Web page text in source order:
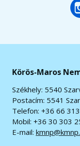
Körös-Maros
Székhely: 5540
Postacím: 5541
Telefon: +36 66
Mobil: +36 30 303
E-mail: